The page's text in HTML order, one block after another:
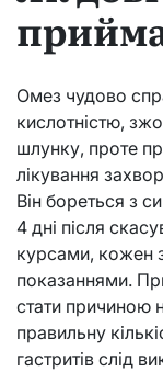
Омез чудово
кислотністю,
шлунку, проте
лікування
Він бореться з
4 дні після
курсами, кожен
показаннями.
стати причиною
правильну
гастритів слід